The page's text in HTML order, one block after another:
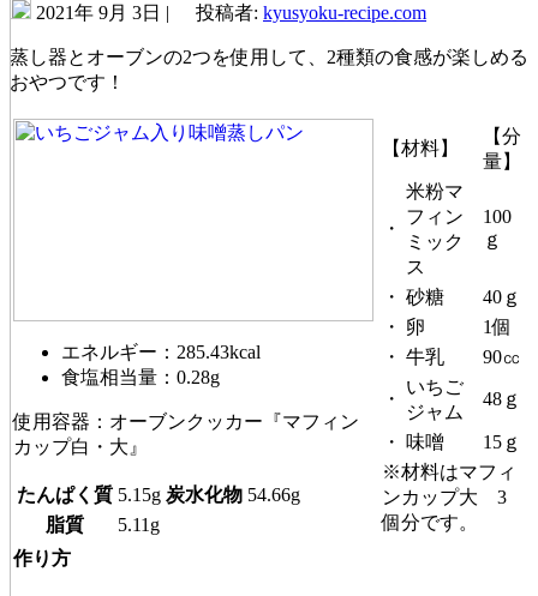
2021年 9月 3日 | 投稿者: kyusyoku-recipe.com
蒸し器とオーブンの2つを使用して、2種類の食感が楽しめる
おやつです！
エネルギー：285.43kcal
食塩相当量：0.28g
使用容器：オーブンクッカー『マフィン
カップ白・大』
たんぱく質 5.15g 炭水化物 54.66g
脂質
5.11g
【材料】
【分
量】
・
米粉マ
フィン
ミック
ス
100
ｇ
・ 砂糖
40ｇ
・
卵
1個
・ 牛乳 90㏄
・
いちご
ジャム
48ｇ
・ 味噌
15ｇ
※材料はマフィ
ンカップ大 3
個分です。
作り方